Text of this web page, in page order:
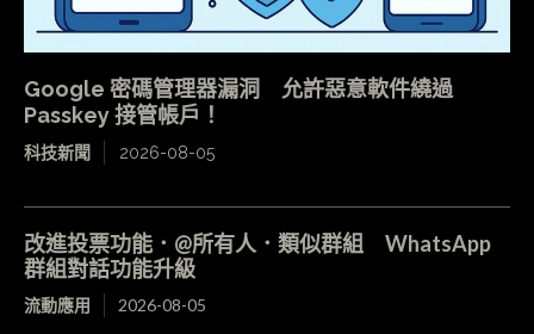
Google 密碼管理器漏洞 允許惡意軟件繞過
Passkey 接管帳戶！
科技新聞 2026-08-05
改進投票功能．@所有人．類似群組 WhatsApp
群組對話功能升級
流動應用 2026-08-05